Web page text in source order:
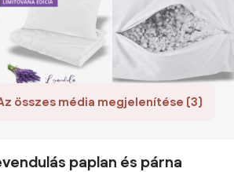
összes média megjelenítése (3)
paplan és párna